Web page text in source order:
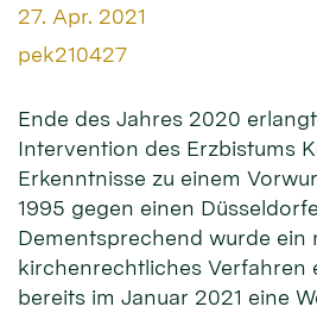
Datum:
27. Apr. 2021
Von:
pek210427
Ende des Jahres 2020
Intervention des Erzbistums
Erkenntnisse zu einem
1995 gegen einen
Dementsprechend wurde ein
kirchenrechtliches Verfahren
bereits im Januar 2021 eine